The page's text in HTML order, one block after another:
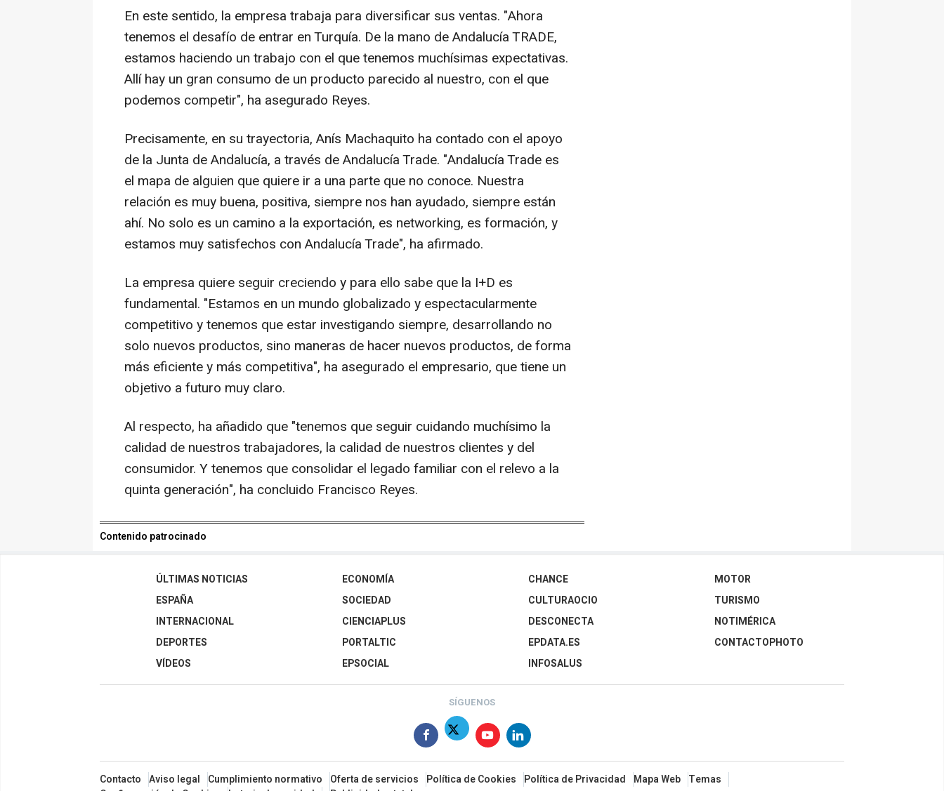
En este sentido, la empresa trabaja para diversificar sus ventas. "Ahora
tenemos el desafío de entrar en Turquía. De la mano de Andalucía TRADE,
estamos haciendo un trabajo con el que tenemos muchísimas expectativas.
Allí hay un gran consumo de un producto parecido al nuestro, con el que
podemos competir", ha asegurado Reyes.
Precisamente, en su trayectoria, Anís Machaquito ha contado con el apoyo
de la Junta de Andalucía, a través de Andalucía Trade. "Andalucía Trade es
el mapa de alguien que quiere ir a una parte que no conoce. Nuestra
relación es muy buena, positiva, siempre nos han ayudado, siempre están
ahí. No solo es un camino a la exportación, es networking, es formación, y
estamos muy satisfechos con Andalucía Trade", ha afirmado.
La empresa quiere seguir creciendo y para ello sabe que la I+D es
fundamental. "Estamos en un mundo globalizado y espectacularmente
competitivo y tenemos que estar investigando siempre, desarrollando no
solo nuevos productos, sino maneras de hacer nuevos productos, de forma
más eficiente y más competitiva", ha asegurado el empresario, que tiene un
objetivo a futuro muy claro.
Al respecto, ha añadido que "tenemos que seguir cuidando muchísimo la
calidad de nuestros trabajadores, la calidad de nuestros clientes y del
consumidor. Y tenemos que consolidar el legado familiar con el relevo a la
quinta generación", ha concluido Francisco Reyes.
Contenido patrocinado
ÚLTIMAS NOTICIAS
ESPAÑA
INTERNACIONAL
DEPORTES
VÍDEOS
ECONOMÍA
SOCIEDAD
CIENCIAPLUS
PORTALTIC
EPSOCIAL
CHANCE
CULTURAOCIO
DESCONECTA
EPDATA.ES
INFOSALUS
MOTOR
TURISMO
NOTIMÉRICA
CONTACTOPHOTO
SÍGUENOS
Contacto Aviso legal Cumplimiento normativo Oferta de servicios Política de Cookies Política de Privacidad Mapa Web Temas